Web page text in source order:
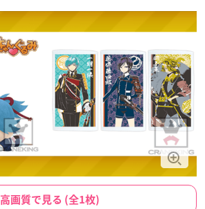
高画質で見る (全1枚)